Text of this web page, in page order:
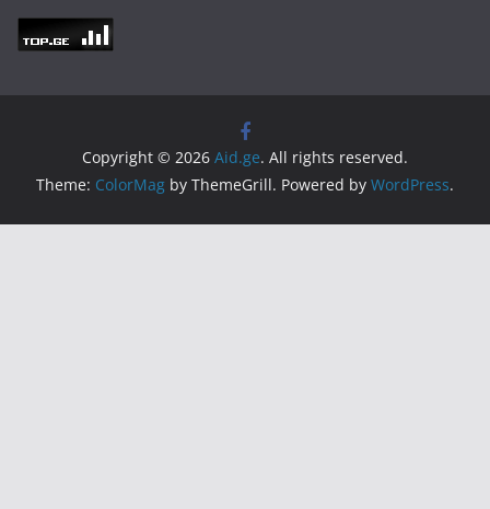
Copyright © 2026 Aid.ge. All rights reserved.
Theme: ColorMag by ThemeGrill. Powered by WordPress.